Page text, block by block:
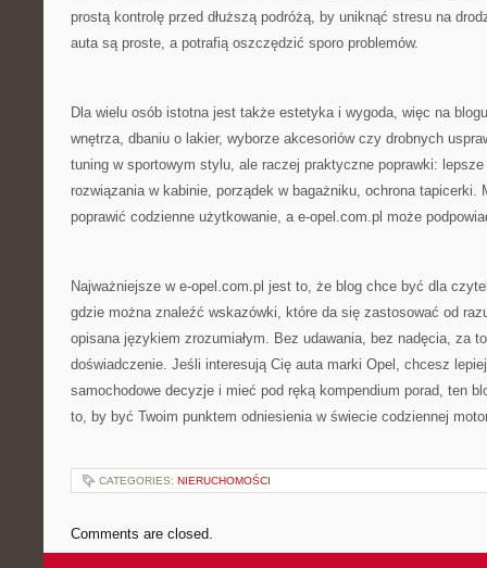
prostą kontrolę przed dłuższą podróżą, by uniknąć stresu na
auta są proste, a potrafią oszczędzić sporo problemów.
Dla wielu osób istotna jest także estetyka i wygoda, więc na
wnętrza, dbaniu o lakier, wyborze akcesoriów czy drobnych
tuning w sportowym stylu, ale raczej praktyczne poprawki:
rozwiązania w kabinie, porządek w bagażniku, ochrona tapicerki.
poprawić codzienne użytkowanie, a e-opel.com.pl może
Najważniejsze w e-opel.com.pl jest to, że blog chce być dla
gdzie można znaleźć wskazówki, które da się zastosować od
opisana językiem zrozumiałym. Bez udawania, bez nadęcia, za
doświadczenie. Jeśli interesują Cię auta marki Opel, chcesz
samochodowe decyzje i mieć pod ręką kompendium porad, ten
to, by być Twoim punktem odniesienia w świecie codziennej
CATEGORIES: NIERUCHOMOŚCI
Comments are closed.